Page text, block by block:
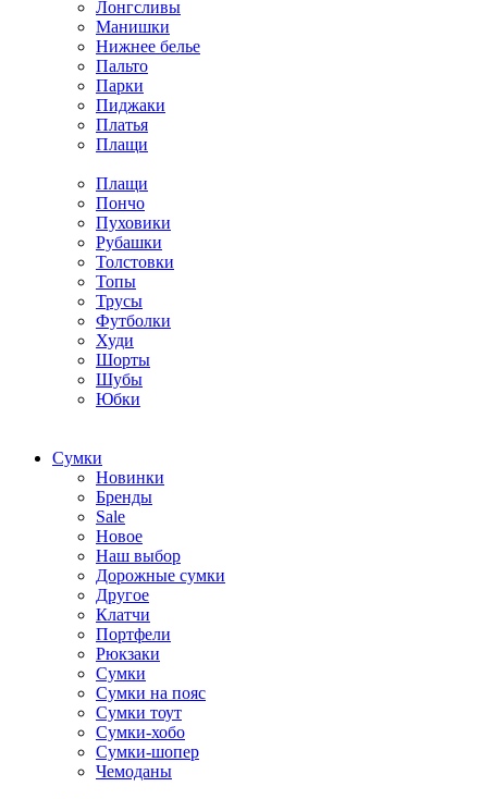
Лонгсливы
Манишки
Нижнее белье
Пальто
Парки
Пиджаки
Платья
Плащи
Плащи
Пончо
Пуховики
Рубашки
Толстовки
Топы
Трусы
Футболки
Худи
Шорты
Шубы
Юбки
Cумки
Новинки
Бренды
Sale
Новое
Наш выбор
Дорожные сумки
Другое
Клатчи
Портфели
Рюкзаки
Сумки
Сумки на пояс
Сумки тоут
Сумки-хобо
Сумки-шопер
Чемоданы